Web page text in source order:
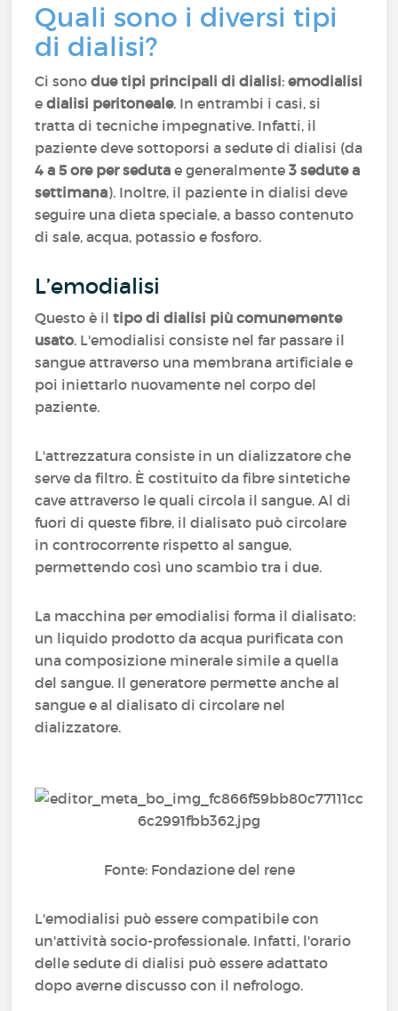
Quali sono i diversi tipi
di dialisi?
Ci sonodue tipi principali di dialisi:emodialisi
edialisi peritoneale. In entrambi i casi, si
tratta di tecniche impegnative. Infatti, il
paziente deve sottoporsi a sedute di dialisi (da
4 a 5 ore per seduta e generalmente3 sedute a
settimana). Inoltre, il paziente in dialisi deve
seguire una dieta speciale, a basso contenuto
di sale, acqua, potassio e fosforo.
L’emodialisi
Questo è iltipo di dialisi più comunemente
usato. L'emodialisi consiste nel far passare il
sangue attraverso una membrana artificiale e
poi iniettarlo nuovamente nel corpo del
paziente.
L'attrezzatura consiste in un dializzatore che
serve da filtro. È costituito da fibre sintetiche
cave attraverso le quali circola il sangue. Al di
fuori di queste fibre, il dialisato può circolare
in controcorrente rispetto al sangue,
permettendo così uno scambio tra i due.
La macchina per emodialisi forma il dialisato:
un liquido prodotto da acqua purificata con
una composizione minerale simile a quella
del sangue. Il generatore permette anche al
sangue e al dialisato di circolare nel
dializzatore.
Fonte: Fondazione del rene
L'emodialisi può essere compatibile con
un'attività socio-professionale. Infatti, l'orario
delle sedute di dialisi può essere adattato
dopo averne discusso con il nefrologo.